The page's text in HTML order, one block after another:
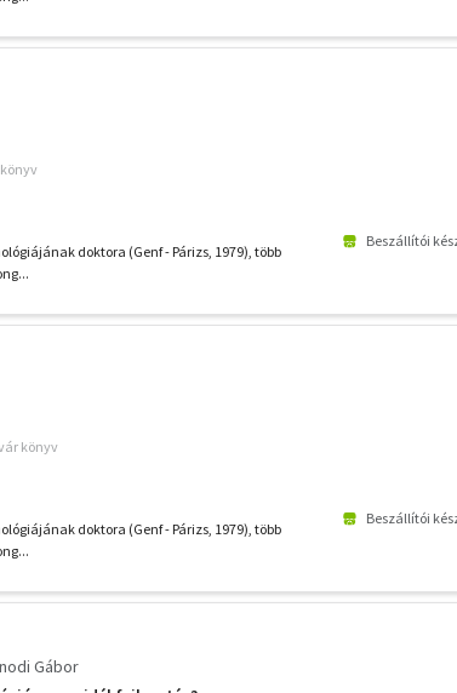
doktora (Genf - Párizs, 1979), több
Beszállítói
könyv
doktora (Genf - Párizs, 1979), több
Beszállítói
Gábor